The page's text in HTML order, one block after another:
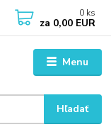
Menu
Hľadať
0 ks
za 0,00 EUR